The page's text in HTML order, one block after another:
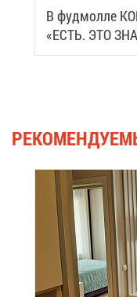
В фуд­мол­ле
«ЕСТЬ. ЭТО